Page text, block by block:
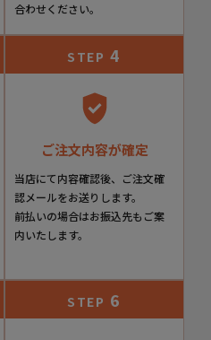
合わせください。
STEP 4
ご注文内容が確定
当店にて内容確認後、ご注文確
認メールをお送りします。
前払いの場合はお振込先もご案
内いたします。
STEP 6